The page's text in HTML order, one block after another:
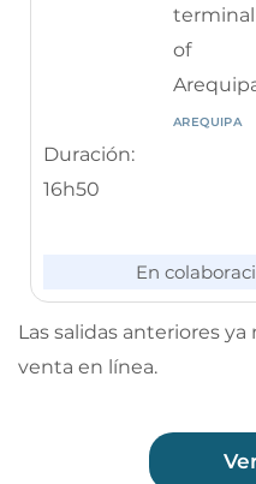
terminal
of
AREQUIPA
Duración:
16h50
En
Las salidas anteriores
venta en línea.